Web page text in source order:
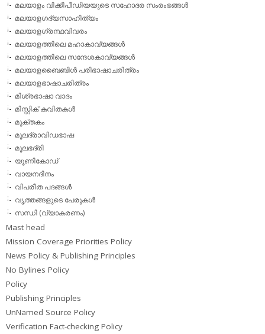
മലയാളം വിക്കീപീഡിയയുടെ സഹോദര സംരംഭങ്ങള്‍
മലയാളഗദ്യസാഹിത്യം
മലയാളഗ്രന്ഥവിവരം
മലയാളത്തിലെ മഹാകാവ്യങ്ങള്‍
മലയാളത്തിലെ സന്ദേശകാവ്യങ്ങള്‍
മലയാളബൈബിള്‍ പരിഭാഷാചരിത്രം
മലയാളഭാഷാചരിത്രം
മിശ്രഭാഷാ വാദം
മിസ്റ്റിക് കവിതകള്‍
മുക്തകം
മൂലദ്രാവിഡഭാഷ
മൂലഭദ്രി
യൂണികോഡ്
വായനദിനം
വിപരീത പദങ്ങള്‍
വൃത്തങ്ങളുടെ പേരുകള്‍
സന്ധി (വ്യാകരണം)
Mast head
Mission Coverage Priorities Policy
News Policy & Publishing Principles
No Bylines Policy
Policy
Publishing Principles
UnNamed Source Policy
Verification Fact-checking Policy